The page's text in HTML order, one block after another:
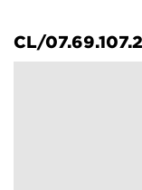
CL/